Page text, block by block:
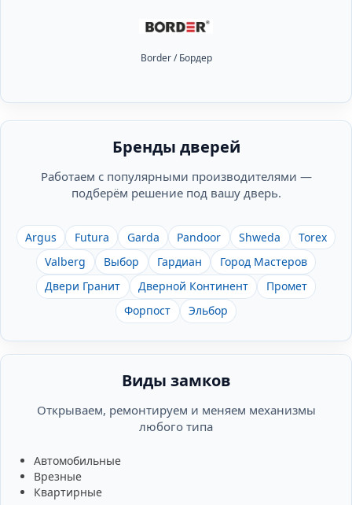
Border / Бордер
Бренды дверей
Работаем с популярными производителями —
подберём решение под вашу дверь.
Argus Futura Garda Pandoor Shweda
Torex
Valberg
Выбор Гардиан
Город Мастеров
Двери Гранит
Дверной Континент
Промет
Форпост
Эльбор
Виды замков
Открываем, ремонтируем и меняем механизмы
любого типа
Автомобильные
Врезные
Квартирные